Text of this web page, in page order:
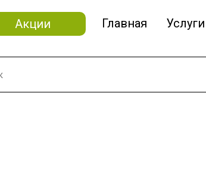
Главная Услуги
Акции